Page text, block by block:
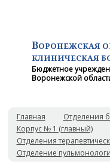
ВОРОНЕЖСКАЯ
КЛИНИЧЕСКАЯ
Бюджетное
Воронежской
Главная
Отделения
Корпус № 1 (главный)
Отделения
Отделение